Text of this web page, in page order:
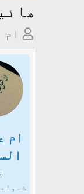
م
ض
ا
غ
ام
ام